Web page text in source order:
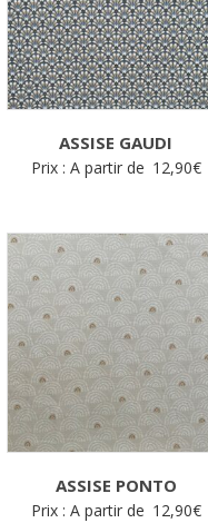
ancien
ASSISE GAUDI
Prix : A partir de 12,90€
ASSISE PONTO
Prix : A partir de 12,90€